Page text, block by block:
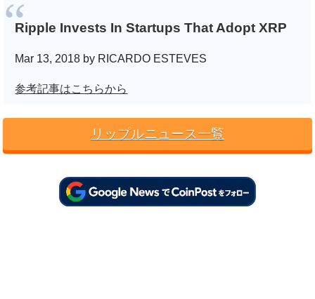
Ripple Invests In Startups That Adopt XRP
Mar 13, 2018 by RICARDO ESTEVES
参考記事はこちらから
リップルニュース一覧